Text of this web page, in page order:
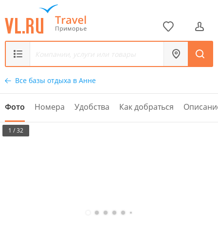
Все базы отдыха в Анне
Фото Номера Удобства Как добраться
1 / 32